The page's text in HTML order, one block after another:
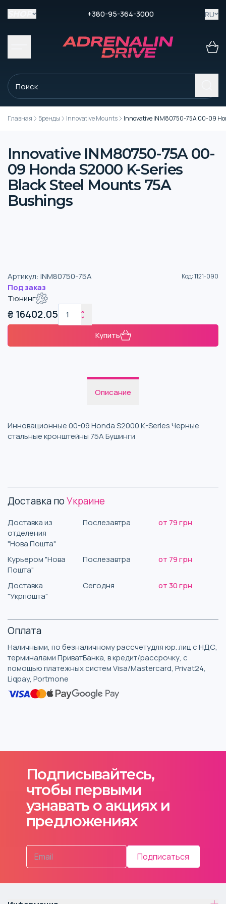
+380-95-364-3000 RU
Главная Бренды Innovative Mounts Innovative INM80750-75A 00-09
Innovative INM80750-75A 00-
09 Honda S2000 K-Series
Black Steel Mounts 75A
Bushings
Артикул: INM80750-75A Код:1121-090
Под заказ
Тюнинг
₴ 16402.05
Купить
Описание
Инновационные 00-09 Honda S2000 K-Series Черные
стальные кронштейны 75A Бушинги
Доставка поУкраине
Доставка из
отделения
"Нова Пошта"
Послезавтра от 79 грн
Курьером "Нова
Пошта"
Послезавтра от 79 грн
Доставка
"Укрпошта"
Сегодня от 30 грн
Оплата
Наличными, по безналичному рассчетудля юр. лиц с НДС,
терминалами ПриватБанка, в кредит/рассрочку, с
помощью платежных систем Visa/Mastercard, Privat24,
Liqpay, Portmone
Подписывайтесь,
чтобы первыми
узнавать о акциях и
предложениях
Подписаться